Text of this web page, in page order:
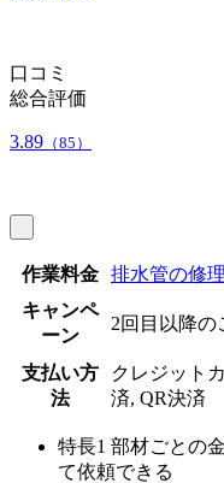
口コミ
総合評価
3.89 （85）
作業料金
排水管の修
キャンペ
ーン
2回目以降の
支払い方
法
クレジット
済, QR決済
特長1 部材ごとの
て依頼できる